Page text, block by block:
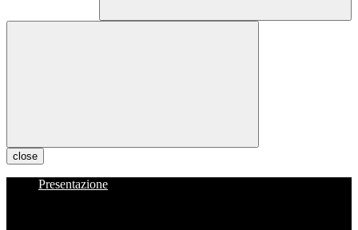
close
Presentazione